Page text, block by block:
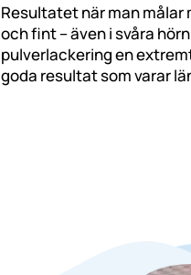
Resultatet när man målar
och fint – även i svåra
pulverlackering en
goda resultat som varar